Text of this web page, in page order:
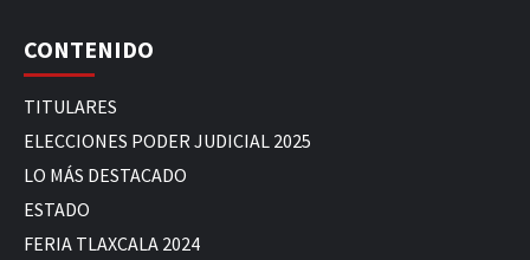
CONTENIDO
TITULARES
ELECCIONES PODER JUDICIAL 2025
LO MÁS DESTACADO
ESTADO
FERIA TLAXCALA 2024